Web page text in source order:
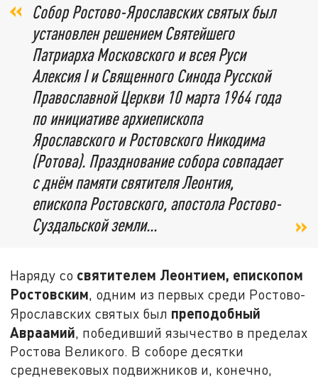
Собор Ростово-Ярославских святых был
установлен решением Святейшего
Патриарха Московского и всея Руси
Алексия I и Священного Синода Русской
Православной Церкви 10 марта 1964 года
по инициативе архиепископа
Ярославского и Ростовского Никодима
(Ротова). Празднование собора совпадает
с днём памяти святителя Леонтия,
епископа Ростовского, апостола Ростово-
Суздальской земли...
Наряду со святителем Леонтием, епископом
Ростовским, одним из первых среди Ростово-
Ярославских святых был преподобный
Авраамий, победивший язычество в пределах
Ростова Великого. В соборе десятки
средневековых подвижников и, конечно,